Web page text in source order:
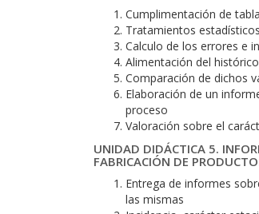
Cumplimentación de
Tratamientos
Calculo de los errores e
Alimentación del
Comparación de dichos
Elaboración de un
proceso
Valoración sobre el
UNIDAD DIDÁCTICA 5.
FABRICACIÓN DE
Entrega de informes
las mismas